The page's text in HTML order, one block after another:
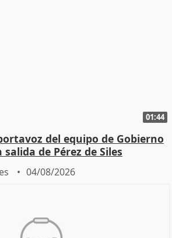
01:44
del equipo de Gobierno
de Pérez de Siles
04/08/2026